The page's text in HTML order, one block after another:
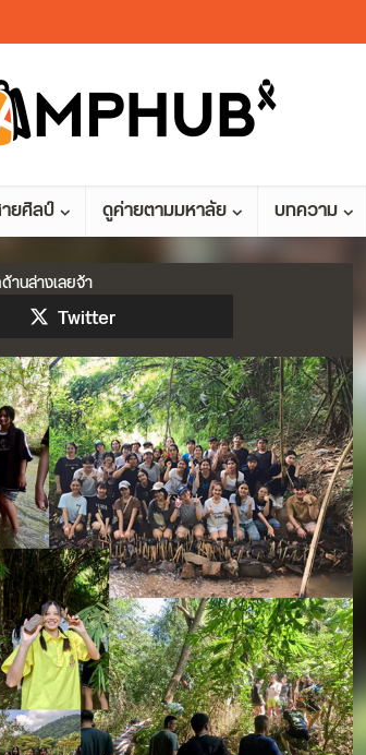
ยศิลป์ ดูค่ายตามมหาลัย บทความ
านล่างเลยจ้า
Twitter